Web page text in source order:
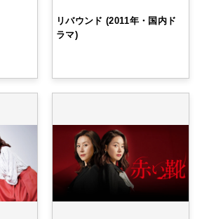
リバウンド (2011年・国内ド
ラマ)